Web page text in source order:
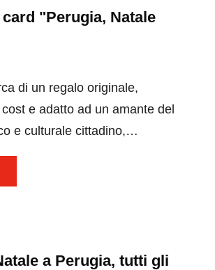
"Perugia, Natale
di un regalo originale,
e adatto ad un amante del
e culturale cittadino,…
a Perugia, tutti gli